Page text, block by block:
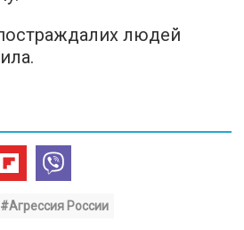
людей
#Агрессия России